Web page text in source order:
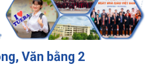
Văn bằng 2